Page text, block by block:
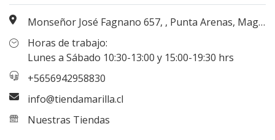
Monseñor José Fagnano 657, , Punta Arenas, Magallanes, Chile
Horas de trabajo:
Lunes a Sábado 10:30-13:00 y 15:00-19:30 hrs
+5656942958830
info@tiendamarilla.cl
Nuestras Tiendas